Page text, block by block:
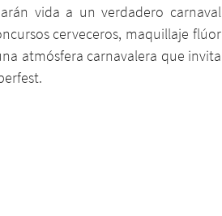
vida a un verdadero carnaval
cerveceros, maquillaje flúor
atmósfera carnavalera que invita